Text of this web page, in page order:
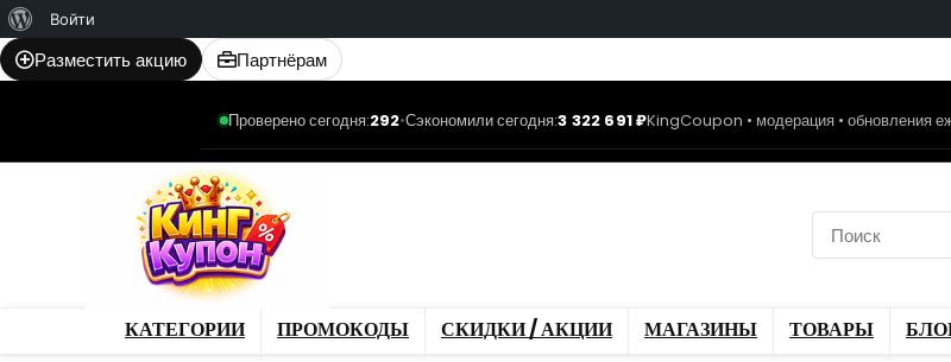
WordPress
Войти
Разместить акцию Партнёрам
Проверено сегодня:292•Сэкономили сегодня:3 322 691 ₽KingCoupon • модерация • обновления
КАТЕГОРИИ ПРОМОКОДЫ СКИДКИ / АКЦИИ МАГАЗИНЫ ТОВАРЫ